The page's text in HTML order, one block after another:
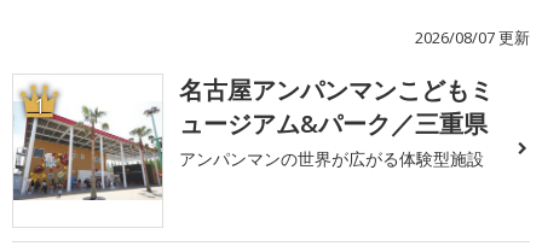
2026/08/07 更新
1
名古屋アンパンマンこどもミ
ュージアム&パーク／三重県
アンパンマンの世界が広がる体験型施設